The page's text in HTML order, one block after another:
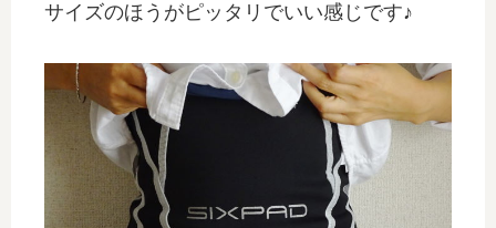
サイズのほうがピッタリでいい感じです♪